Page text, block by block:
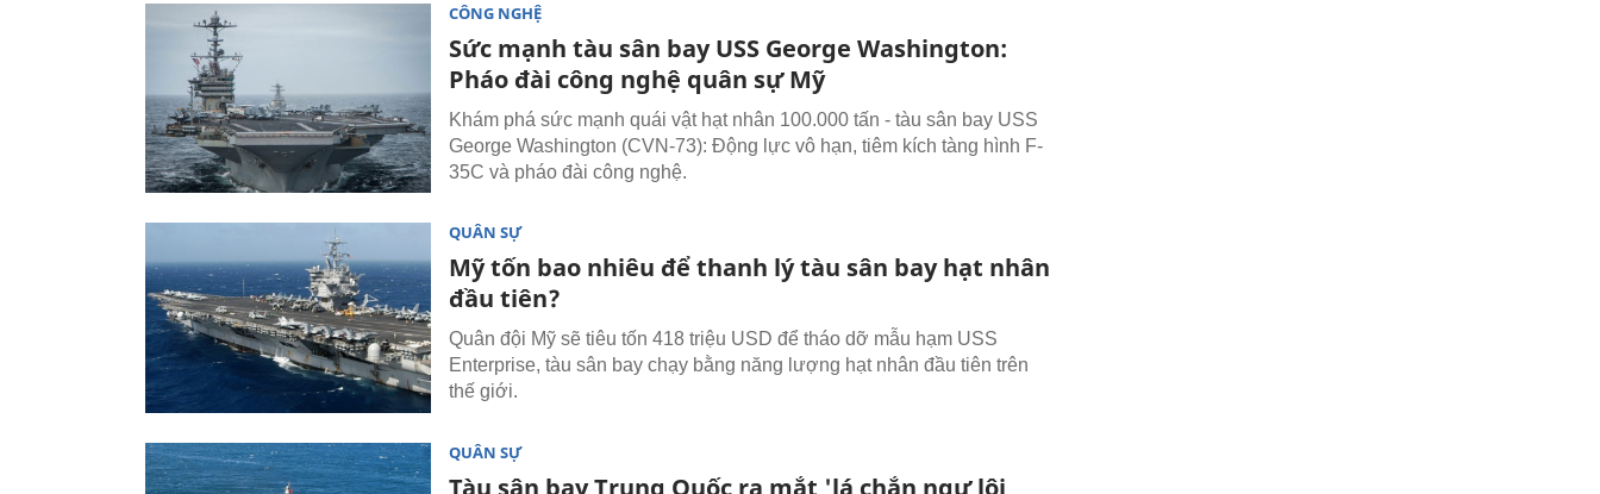
CÔNG NGHỆ
Sức mạnh tàu sân bay USS George Washington:
Pháo đài công nghệ quân sự Mỹ
Khám phá sức mạnh quái vật hạt nhân 100.000 tấn - tàu sân bay USS
George Washington (CVN-73): Động lực vô hạn, tiêm kích tàng hình F-
35C và pháo đài công nghệ.
QUÂN SỰ
Mỹ tốn bao nhiêu để thanh lý tàu sân bay hạt nhân
đầu tiên?
Quân đội Mỹ sẽ tiêu tốn 418 triệu USD để tháo dỡ mẫu hạm USS
Enterprise, tàu sân bay chạy bằng năng lượng hạt nhân đầu tiên trên
thế giới.
QUÂN SỰ
Tàu sân bay Trung Quốc ra mắt 'lá chắn ngư lôi